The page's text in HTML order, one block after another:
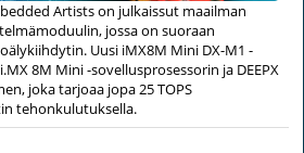
Artists on julkaissut maailman
jossa on suoraan
Uusi iMX8M Mini DX-M1 -
8M Mini -sovellusprosessorin ja DEEPX
joka tarjoaa jopa 25 TOPS
tehonkulutuksella.